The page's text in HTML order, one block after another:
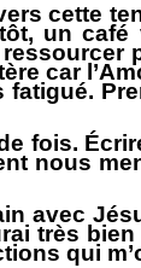
cette
un
car
fois.
nous
avec
très
qui